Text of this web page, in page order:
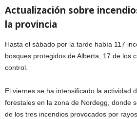
Actualización sobre
la provincia
Hasta el sábado por la tarde había 117
bosques protegidos de Alberta, 17 de los
control.
El viernes se ha intensificado la actividad
forestales en la zona de Nordegg, donde
de los tres incendios provocados por